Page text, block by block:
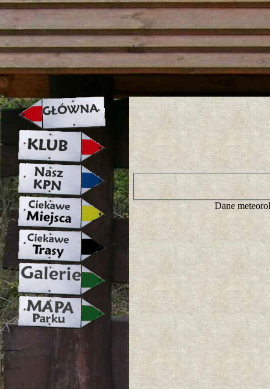
strona w naprawie zapraszamy
Dane